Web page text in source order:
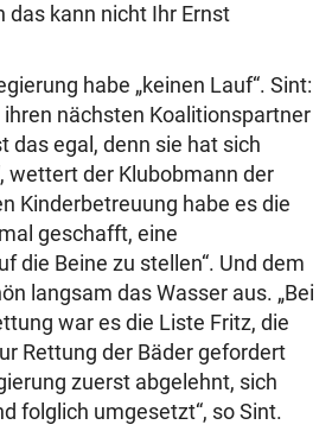
das kann nicht Ihr Ernst
habe „keinen Lauf“. Sint:
ihren nächsten Koalitionspartner
das egal, denn sie hat sich
wettert der Klubobmann der
Kinderbetreuung habe es die
geschafft, eine
die Beine zu stellen“. Und dem
langsam das Wasser aus. „Bei
war es die Liste Fritz, die
Rettung der Bäder gefordert
zuerst abgelehnt, sich
folglich umgesetzt“, so Sint.